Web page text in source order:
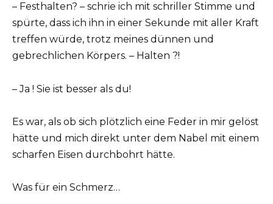
– Festhalten? – schrie ich mit schriller Stimme und
spürte, dass ich ihn in einer Sekunde mit aller Kraft
treffen würde, trotz meines dünnen und
gebrechlichen Körpers. – Halten ?!
– Ja ! Sie ist besser als du!
Es war, als ob sich plötzlich eine Feder in mir gelöst
hätte und mich direkt unter dem Nabel mit einem
scharfen Eisen durchbohrt hätte.
Was für ein Schmerz…